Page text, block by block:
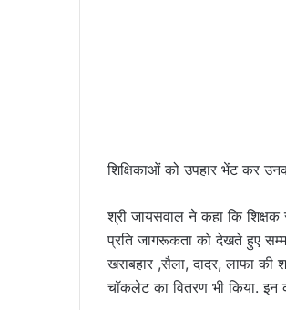
शिक्षिकाओं को उपहार भेंट कर
श्री जायसवाल ने कहा कि शिक्षक
प्रति जागरूकता को देखते हुए
खराबहार ,सैला, दादर, लाफा की
चॉकलेट का वितरण भी किया. इन